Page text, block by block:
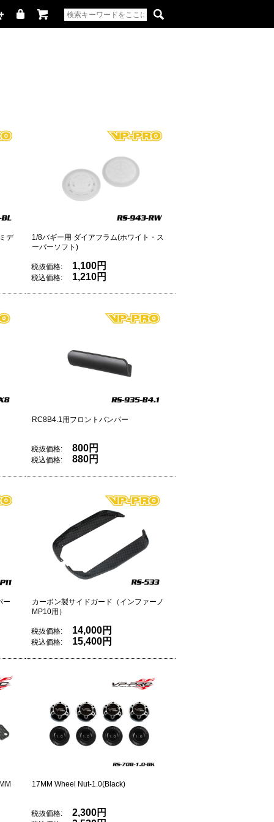
デ
1/8バギー用 ダイアフラム(ホワイト・ス
ーパーソフト)
税抜価格: 1,100円
税込価格: 1,210円
RC8B4.1用フロントバンパー
税抜価格: 800円
税込価格: 880円
ー
カーボン製サイドガード（インファーノ
MP10用）
税抜価格: 14,000円
税込価格: 15,400円
17MM Wheel Nut-1.0(Black)
税抜価格: 2,300円